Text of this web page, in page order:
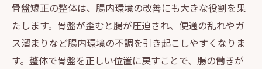
骨盤矯正の整体は、腸内環境の改善にも大きな役割を果
たします。骨盤が歪むと腸が圧迫され、便通の乱れやガ
ス溜まりなど腸内環境の不調を引き起こしやすくなりま
す。整体で骨盤を正しい位置に戻すことで、腸の働きが